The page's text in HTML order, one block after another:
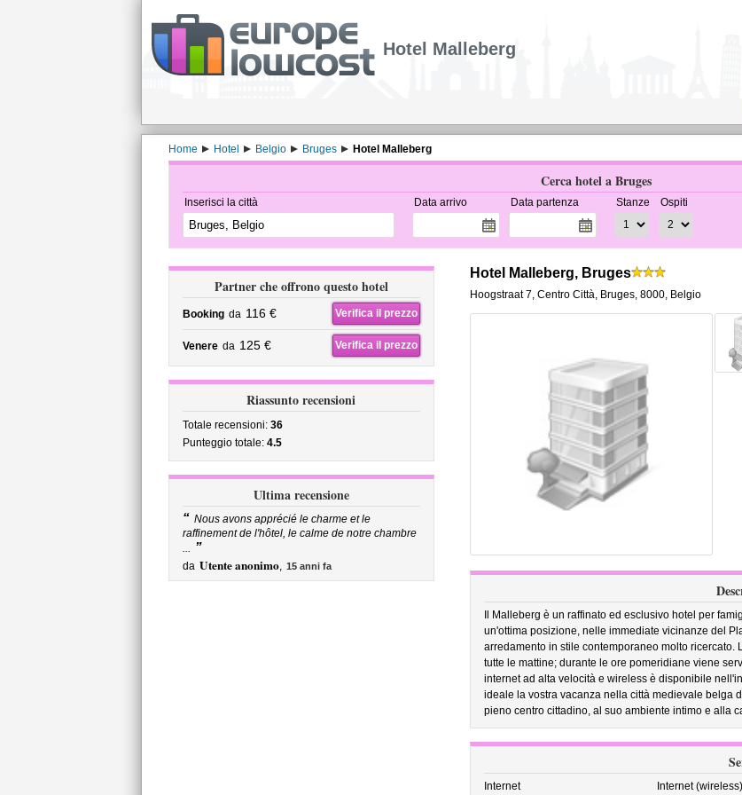
Hotel Malleberg
Home Hotel Belgio Bruges Hotel Malleberg
Cerca hotel a Bruges
Inserisci la città Data arrivo Data partenza Stanze Ospiti
Partner che offrono questo hotel
Booking da 116 € Verifica il prezzo
Venere da 125 € Verifica il prezzo
Riassunto recensioni
Totale recensioni: 36
Punteggio totale: 4.5
Ultima recensione
“ Nous avons apprécié le charme et le
raffinement de l'hôtel, le calme de notre chambre
... ”
da Utente anonimo, 15 anni fa
Hotel Malleberg, Bruges
Hoogstraat 7, Centro Città, Bruges, 8000, Belgio
Il Malleberg è un raffinato ed esclusivo hotel per
un'ottima posizione, nelle immediate vicinanze del
arredamento in stile contemporaneo molto
tutte le mattine; durante le ore pomeridiane viene
internet ad alta velocità e wireless è disponibile
ideale la vostra vacanza nella città medievale belga
pieno centro cittadino, al suo ambiente intimo e alla
Internet Internet (wireless)